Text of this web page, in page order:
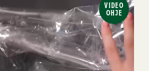
VIDEO
OHJE